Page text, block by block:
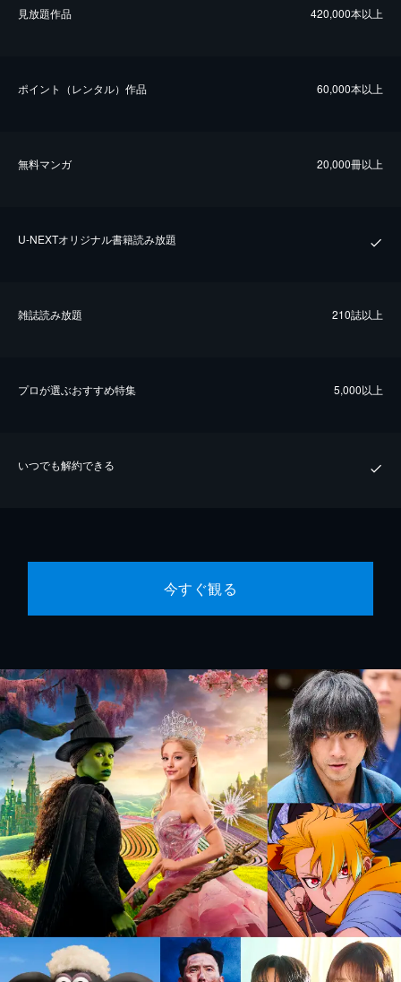
⾒放題作品 420,000本以上
ポイント（レンタル）作品 60,000本以上
無料マンガ 20,000冊以上
U-NEXTオリジナル書籍読み放題
雑誌読み放題 210誌以上
プロが選ぶおすすめ特集 5,000以上
いつでも解約できる
今すぐ観る